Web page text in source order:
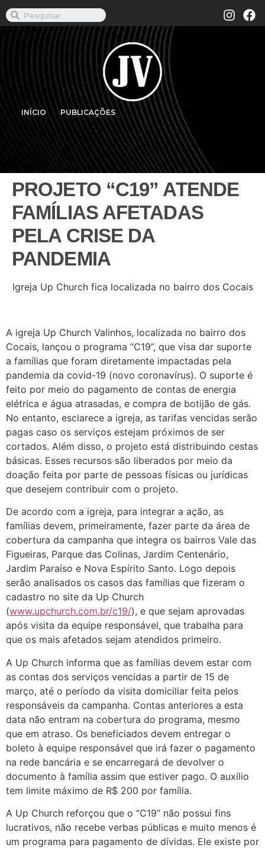
INÍCIO PUBLICAÇÕES
PROJETO “C19” ATENDE
FAMÍLIAS AFETADAS
PELA CRISE DA
PANDEMIA
Igreja Up Church fica localizada no bairro dos Cocais
A igreja Up Church Valinhos, localizada no bairro dos
Cocais, lançou o programa “C19”, que visa dar suporte
a famílias que foram diretamente impactadas pela
pandemia da covid-19 (novo coronavírus). O suporte é
feito por meio do pagamento de contas de energia
elétrica e água atrasadas, e compra de botijão de gás.
No entanto, esclarece a igreja, as tarifas vencidas serão
pagas caso os serviços estejam próximos de ser
cortados. Além disso, o projeto está distribuindo cestas
básicas. Esses recursos são liberados por meio da
doação feita por parte de pessoas físicas ou jurídicas
que desejem contribuir com o projeto.
De acordo com a igreja, para integrar a ação, as
famílias devem, primeiramente, fazer parte da área de
cobertura da campanha que integra os bairros Vale das
Figueiras, Parque das Colinas, Jardim Centenário,
Jardim Paraíso e Nova Espírito Santo. Logo depois
serão analisados os casos das famílias que fizeram o
cadastro no site da Up Church
(www.upchurch.com.br/c19/), e que sejam aprovadas
após visita da equipe responsável, que trabalha para
que os mais afetados sejam atendidos primeiro.
A Up Church informa que as famílias devem estar com
as contas dos serviços vencidas a partir de 15 de
março, até o período da visita domiciliar feita pelos
responsáveis da campanha. Contas anteriores a esta
data não entram na cobertura do programa, mesmo
que em atraso. Os beneficiados devem entregar o
boleto à equipe responsável que irá fazer o pagamento
na rede bancária e se encarregará de devolver o
documento à família assim que estiver pago. O auxílio
tem limite máximo de R$ 200 por família.
A Up Church reforçou que o “C19” não possui fins
lucrativos, não recebe verbas públicas e muito menos é
um programa para pagamento de dívidas. Ele existe por